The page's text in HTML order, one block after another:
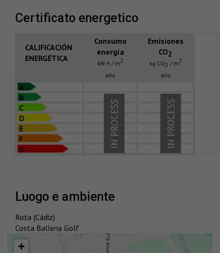
certificato energetico
CALIFICACIÓN
ENERGÉTICA
Consumo
energía
kW h / m2
año
Emisiones
CO2
kg CO2 / m2
año
A
B
C
D
E
F
G
IN PROCESS
IN PROCESS
luogo e ambiente
Rota (Cádiz)
Costa Ballena Golf
+